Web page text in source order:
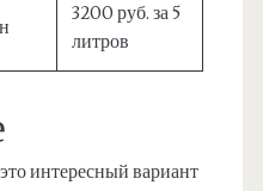
3200 руб. за 5
литров
интересный вариант